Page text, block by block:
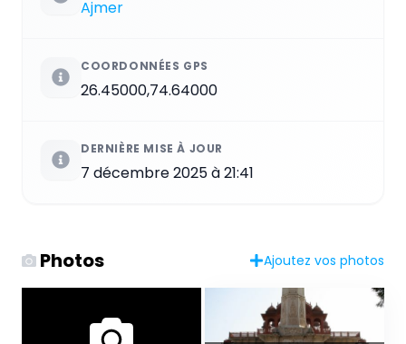
Ajmer
COORDONNÉES GPS
26.45000,74.64000
DERNIÈRE MISE À JOUR
7 décembre 2025 à 21:41
Photos Ajoutez vos photos